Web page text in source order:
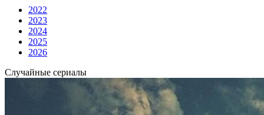
2022
2023
2024
2025
2026
Случайные сериалы